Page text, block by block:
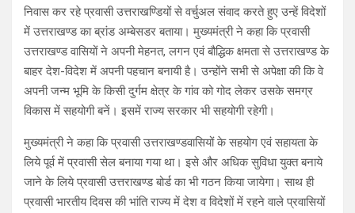
निवास कर रहे प्रवासी उत्तराखण्डियों से वर्चुअल संवाद करते हुए उन्हें विदेशों
में उत्तराखण्ड का ब्रांड अम्बेसडर बताया। मुख्यमंत्री ने कहा कि प्रवासी
उत्तराखण्ड वासियों ने अपनी मेहनत, लगन एवं बौद्धिक क्षमता से उत्तराखण्ड के
बाहर देश-विदेश में अपनी पहचान बनायी है। उन्होंने सभी से अपेक्षा की कि वे
अपनी जन्म भूमि के किसी दुर्गम क्षेत्र के गांव को गोद लेकर उसके समग्र
विकास में सहयोगी बनें। इसमें राज्य सरकार भी सहयोगी रहेगी।
मुख्यमंत्री ने कहा कि प्रवासी उत्तराखण्डवासियों के सहयोग एवं सहायता के
लिये पूर्व में प्रवासी सेल बनाया गया था। इसे और अधिक सुविधा युक्त बनाये
जाने के लिये प्रवासी उत्तराखण्ड बोर्ड का भी गठन किया जायेगा। साथ ही
प्रवासी भारतीय दिवस की भांति राज्य में देश व विदेशों में रहने वाले प्रवासियों